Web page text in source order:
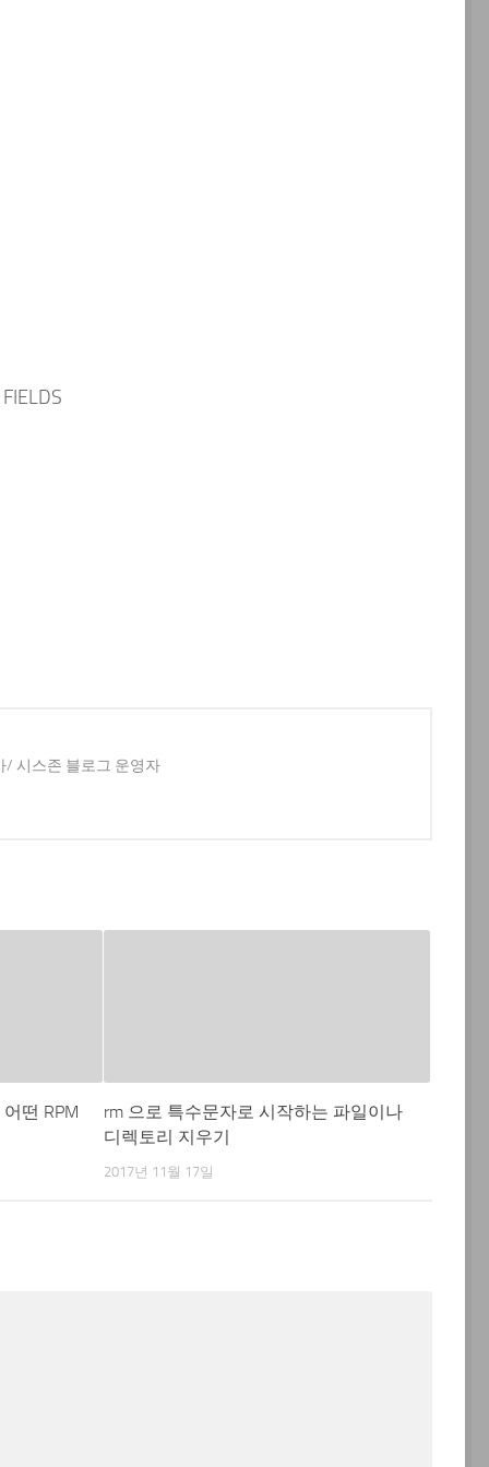
/ 시스존 블로그 운영자
떤 RPM
rm 으로 특수문자로 시작하는 파일이나
디렉토리 지우기
2017년 11월 17일